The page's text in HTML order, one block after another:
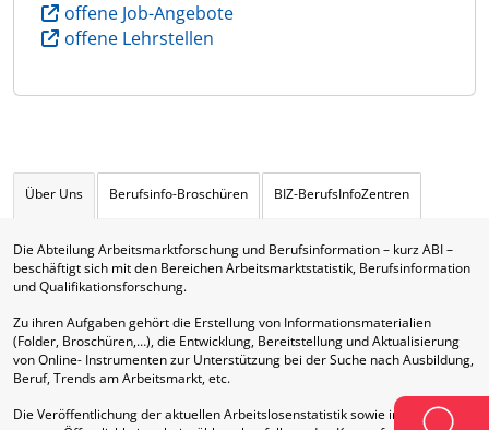
offene Job-Angebote
offene Lehrstellen
Über Uns Berufsinfo-Broschüren BIZ-BerufsInfoZentren
Die Abteilung Arbeitsmarktforschung und Berufsinformation – kurz ABI –
beschäftigt sich mit den Bereichen Arbeitsmarktstatistik, Berufsinformation
und Qualifikationsforschung.
Zu ihren Aufgaben gehört die Erstellung von Informationsmaterialien
(Folder, Broschüren,…), die Entwicklung, Bereitstellung und Aktualisierung
von Online- Instrumenten zur Unterstützung bei der Suche nach Ausbildung,
Beruf, Trends am Arbeitsmarkt, etc.
Die Veröffentlichung der aktuellen Arbeitslosenstatistik sowie interne und